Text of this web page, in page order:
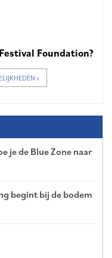
Foundation?
»
je de Blue Zone naar
begint bij de bodem